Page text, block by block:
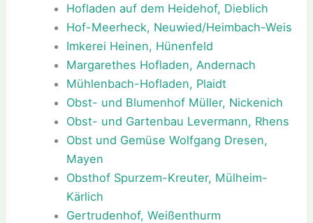
Hofladen auf dem Heidehof, Dieblich
Hof-Meerheck, Neuwied/Heimbach-Weis
Imkerei Heinen, Hünenfeld
Margarethes Hofladen, Andernach
Mühlenbach-Hofladen, Plaidt
Obst- und Blumenhof Müller, Nickenich
Obst- und Gartenbau Levermann, Rhens
Obst und Gemüse Wolfgang Dresen,
Mayen
Obsthof Spurzem-Kreuter, Mülheim-
Kärlich
Gertrudenhof, Weißenthurm